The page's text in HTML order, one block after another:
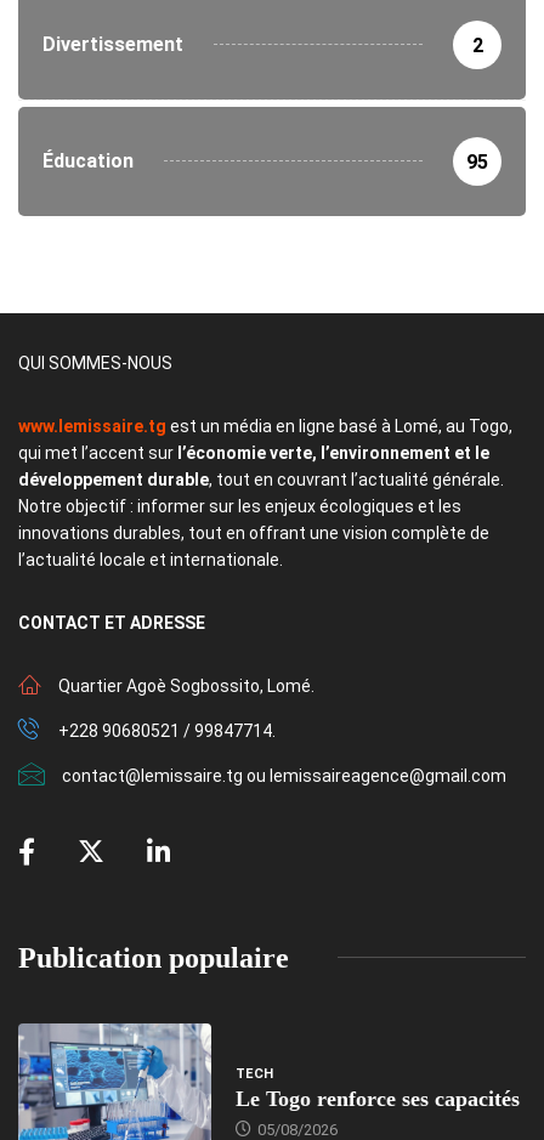
Divertissement 2
Éducation 95
QUI SOMMES-NOUS
www.lemissaire.tg est un média en ligne basé à Lomé, au Togo,
qui met l’accent sur l’économie verte, l’environnement et le
développement durable, tout en couvrant l’actualité générale.
Notre objectif : informer sur les enjeux écologiques et les
innovations durables, tout en offrant une vision complète de
l’actualité locale et internationale.
CONTACT ET ADRESSE
Quartier Agoè Sogbossito, Lomé.
+228 90680521 / 99847714.
contact@lemissaire.tg ou lemissaireagence@gmail.com
Publication populaire
TECH
Le Togo renforce ses capacités
05/08/2026